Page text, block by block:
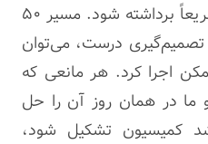
است و موانع موجود باید سریعاً برداشته شود. مسیر ۵۰
درست، می‌توان
اجرا کرد. هر مانعی که
ما در همان روز آن را حل
کمیسیون تشکیل شود،